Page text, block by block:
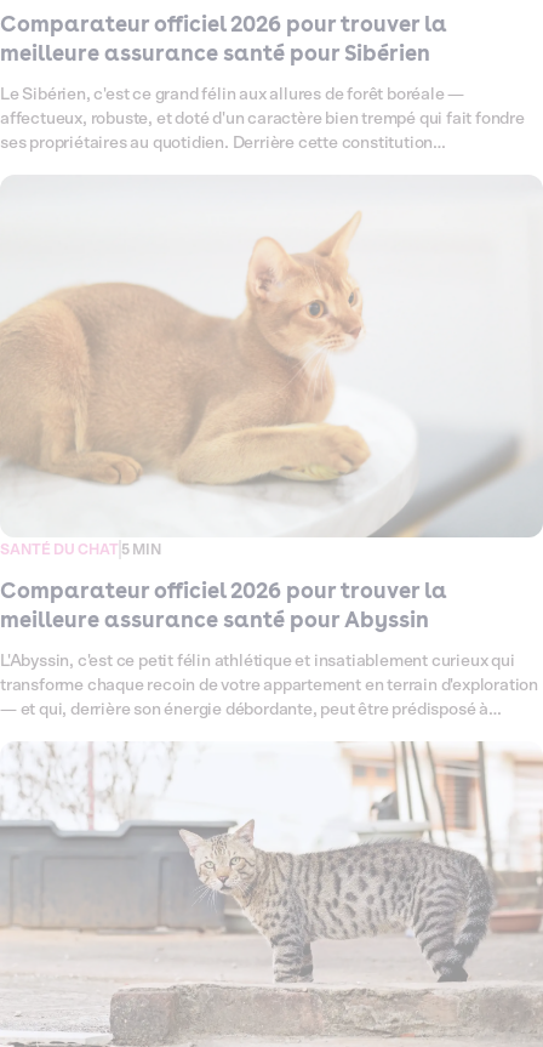
Comparateur officiel 2026 pour trouver la
meilleure assurance santé pour Sibérien
Le Sibérien, c'est ce grand félin aux allures de forêt boréale —
affectueux, robuste, et doté d'un caractère bien trempé qui fait fondre
ses propriétaires au quotidien. Derrière cette constitution
hypertrophique, fréquente dans la race. Ce comparateur officiel fait le
point en 2026 sur toutes les offres d'assurance santé disponibles pour
votre chat Sibérien, pour vous aider à choisir la couverture vraiment
adaptée à lui — sans vous noyer dans les petites lignes.
SANTÉ DU CHAT 5 MIN
Comparateur officiel 2026 pour trouver la
meilleure assurance santé pour Abyssin
L'Abyssin, c'est ce petit félin athlétique et insatiablement curieux qui
transforme chaque recoin de votre appartement en terrain d'exploration
— et qui, derrière son énergie débordante, peut être prédisposé à
parodontales. Ce comparateur fait le point en 2026 sur toutes les
assurances santé disponibles pour votre chat Abyssin, pour que vous
puissiez choisir la couverture vraiment adaptée à sa nature bien
particulière. On passe en revue les garanties, les exclusions et les tarifs
— sans jargon, sans détour — pour vous aider à trouver celle qui lui va